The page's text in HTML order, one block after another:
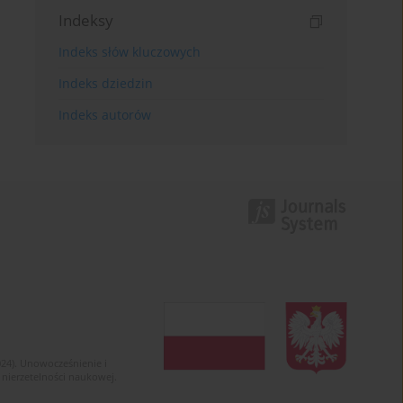
Indeksy
Indeks słów kluczowych
Indeks dziedzin
Indeks autorów